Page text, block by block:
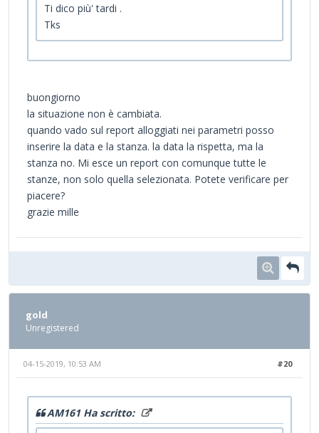
Ti dico più' tardi .
Tks
buongiorno
la situazione non è cambiata.
quando vado sul report alloggiati nei parametri posso
inserire la data e la stanza. la data la rispetta, ma la
stanza no. Mi esce un report con comunque tutte le
stanze, non solo quella selezionata. Potete verificare per
piacere?
grazie mille
gold
Unregistered
#20
04-15-2019, 10:53 AM
AM161 Ha scritto: